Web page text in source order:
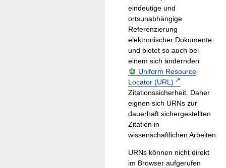
eindeutige und
ortsunabhängige
Referenzierung
elektronischer Dokumente
und bietet so auch bei
einem sich ändernden
Uniform Resource
Locator (URL)
Zitationssicherheit. Daher
eignen sich URNs zur
dauerhaft sichergestellten
Zitation in
wissenschaftlichen Arbeiten.
URNs können nicht direkt
im Browser aufgerufen